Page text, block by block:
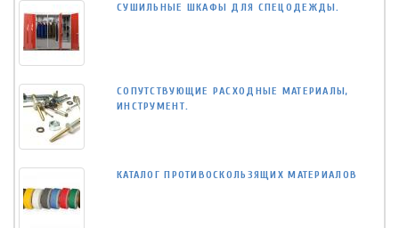
СУШИЛЬНЫЕ ШКАФЫ ДЛЯ СПЕЦОДЕЖДЫ.
СОПУТСТВУЮЩИЕ РАСХОДНЫЕ МАТЕРИАЛЫ,
ИНСТРУМЕНТ.
КАТАЛОГ ПРОТИВОСКОЛЬЗЯЩИХ МАТЕРИАЛОВ